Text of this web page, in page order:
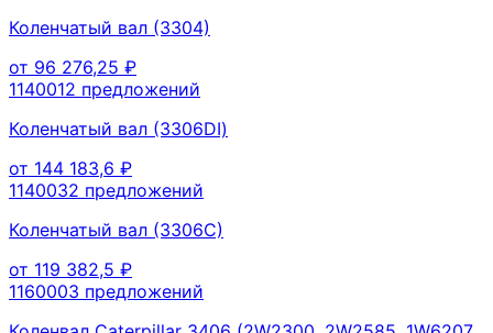
Коленчатый вал (3304)
от 96 276,25 ₽
1140012 предложений
Коленчатый вал (3306DI)
от 144 183,6 ₽
1140032 предложений
Коленчатый вал (3306С)
от 119 382,5 ₽
1160003 предложений